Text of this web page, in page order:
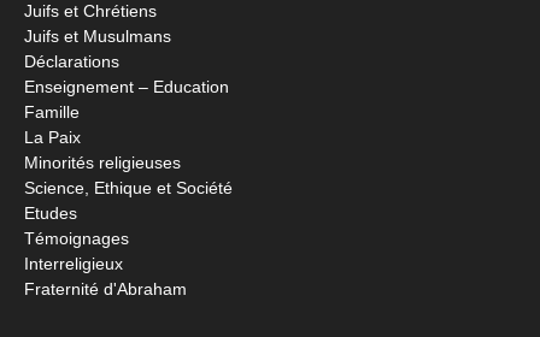
Juifs et Chrétiens
Juifs et Musulmans
Déclarations
Enseignement – Education
Famille
La Paix
Minorités religieuses
Science, Ethique et Société
Etudes
Témoignages
Interreligieux
Fraternité d'Abraham